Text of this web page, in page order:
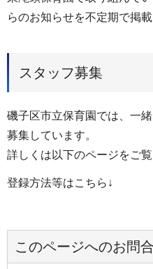
らのお知らせを不定期で掲載
スタッフ募集
磯子区市立保育園では、一
募集しています。
詳しくは以下のページをご覧
登録方法等はこちら↓
このページへのお問